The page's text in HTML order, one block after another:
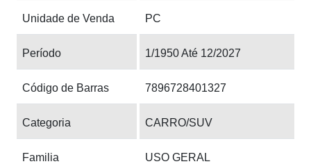
Unidade de Venda PC
Período 1/1950 Até 12/2027
Código de Barras 7896728401327
Categoria CARRO/SUV
Familia USO GERAL